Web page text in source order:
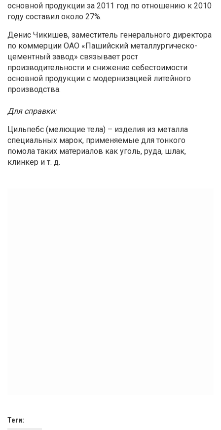
основной продукции за 2011 год по отношению к 2010
году составил около 27%.
Денис Чикишев, заместитель генерального директора
по коммерции ОАО «Пашийский металлургическо-
цементный завод» связывает рост
производительности и снижение себестоимости
основной продукции с модернизацией литейного
производства.
Для справки:
Цильпебс (мелющие тела) – изделия из металла
специальных марок, применяемые для тонкого
помола таких материалов как уголь, руда, шлак,
клинкер и т. д.
Теги: